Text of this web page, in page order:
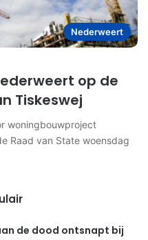
Nederweert
op de
Tiskeswej
woningbouwproject
Raad van State woensdag
de dood ontsnapt bij